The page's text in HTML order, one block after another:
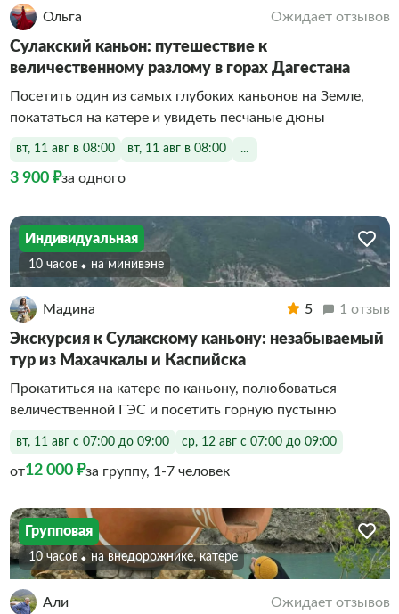
Ольга Ожидает отзывов
Сулакский каньон: путешествие к
величественному разлому в горах Дагестана
Посетить один из самых глубоких каньонов на Земле,
покататься на катере и увидеть песчаные дюны
вт, 11 авг в 08:00 вт, 11 авг в 08:00 ...
3 900 ₽за одного
Индивидуальная
10 часов На минивэне
Мадина 5 1 отзыв
Экскурсия к Сулакскому каньону: незабываемый
тур из Махачкалы и Каспийска
Прокатиться на катере по каньону, полюбоваться
величественной ГЭС и посетить горную пустыню
вт, 11 авг с 07:00 до 09:00 ср, 12 авг с 07:00 до 09:00
от12 000 ₽за группу, 1-7 человек
Групповая
10 часов На внедорожнике, катере
Али Ожидает отзывов